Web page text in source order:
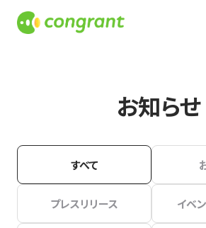
お知らせ
すべて
プレスリリース イベ